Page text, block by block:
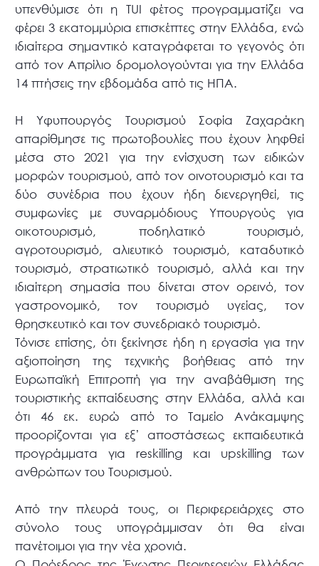
υπενθύμισε ότι η TUI φέτος προγραμματίζει να
φέρει 3 εκατομμύρια επισκέπτες στην Ελλάδα, ενώ
ιδιαίτερα σημαντικό καταγράφεται το γεγονός ότι
από τον Απρίλιο δρομολογούνται για την Ελλάδα
14 πτήσεις την εβδομάδα από τις ΗΠΑ.
Η Υφυπουργός Τουρισμού Σοφία Ζαχαράκη
απαρίθμησε τις πρωτοβουλίες που έχουν ληφθεί
μέσα στο 2021 για την ενίσχυση των ειδικών
μορφών τουρισμού, από τον οινοτουρισμό και τα
δύο συνέδρια που έχουν ήδη διενεργηθεί, τις
συμφωνίες με συναρμόδιους Υπουργούς για
οικοτουρισμό, ποδηλατικό τουρισμό,
αγροτουρισμό, αλιευτικό τουρισμό, καταδυτικό
τουρισμό, στρατιωτικό τουρισμό, αλλά και την
ιδιαίτερη σημασία που δίνεται στον ορεινό, τον
γαστρονομικό, τον τουρισμό υγείας, τον
θρησκευτικό και τον συνεδριακό τουρισμό.
Τόνισε επίσης, ότι ξεκίνησε ήδη η εργασία για την
αξιοποίηση της τεχνικής βοήθειας από την
Ευρωπαϊκή Επιτροπή για την αναβάθμιση της
τουριστικής εκπαίδευσης στην Ελλάδα, αλλά και
ότι 46 εκ. ευρώ από το Ταμείο Ανάκαμψης
προορίζονται για εξ’ αποστάσεως εκπαιδευτικά
προγράμματα για reskilling και upskilling των
ανθρώπων του Τουρισμού.
Από την πλευρά τους, οι Περιφερειάρχες στο
σύνολο τους υπογράμμισαν ότι θα είναι
πανέτοιμοι για την νέα χρονιά.